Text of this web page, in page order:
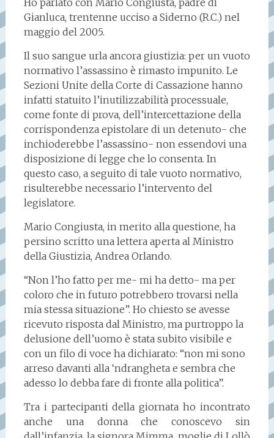
Gianluca, trentenne ucciso a Siderno (R.C.) nel
maggio del 2005.
Il suo sangue urla ancora giustizia: per un vuoto
normativo l’assassino è rimasto impunito. Le
Sezioni Unite della Corte di Cassazione hanno
infatti statuito l’inutilizzabilità processuale,
come fonte di prova, dell’intercettazione della
corrispondenza epistolare di un detenuto- che
inchioderebbe l’assassino- non essendovi una
disposizione di legge che lo consenta. In
questo caso, a seguito di tale vuoto normativo,
risulterebbe necessario l’intervento del
legislatore.
Mario Congiusta, in merito alla questione, ha
persino scritto una lettera aperta al Ministro
della Giustizia, Andrea Orlando.
“Non l’ho fatto per me- mi ha detto- ma per
coloro che in futuro potrebbero trovarsi nella
mia stessa situazione”. Ho chiesto se avesse
ricevuto risposta dal Ministro, ma purtroppo la
delusione dell’uomo è stata subito visibile e
con un filo di voce ha dichiarato: “non mi sono
arreso davanti alla ‘ndrangheta e sembra che
adesso lo debba fare di fronte alla politica”.
Tra i partecipanti della giornata ho incontrato
anche una donna che conoscevo sin